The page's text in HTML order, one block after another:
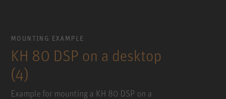
MOUNTING EXAMPLE
KH 80 DSP on a desktop
(4)
Example for mounting a KH 80 DSP on a